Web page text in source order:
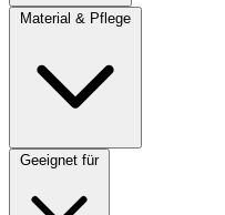
Material & Pflege
Geeignet für